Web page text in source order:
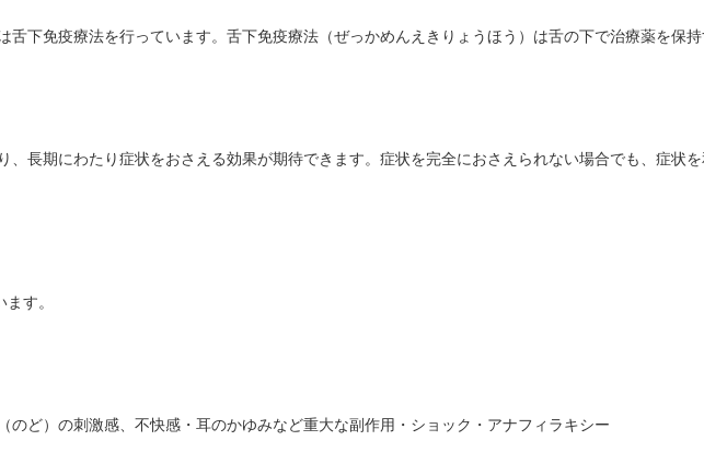
下免疫療法を行っています。舌下免疫療法（ぜっかめんえきりょうほう）は舌の下で治療薬を保持
長期にわたり症状をおさえる効果が期待できます。症状を完全におさえられない場合でも、症状
す。
ど）の刺激感、不快感・耳のかゆみなど重大な副作用・ショック・アナフィラキシー